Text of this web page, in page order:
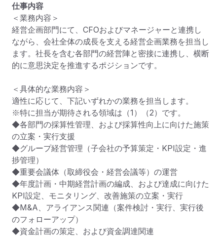
仕事内容
＜業務内容＞
経営企画部門にて、CFOおよびマネージャーと連携し
ながら、会社全体の成長を支える経営企画業務を担当し
ます。社長を含む各部門の経営陣と密接に連携し、横断
的に意思決定を推進するポジションです。
＜具体的な業務内容＞
適性に応じて、下記いずれかの業務を担当します。
※特に担当が期待される領域は（1）（2）です。
◆各部門の採算性管理、および採算性向上に向けた施策
の立案・実行支援
◆グループ経営管理（子会社の予算策定・KPI設定・進
捗管理）
◆重要会議体（取締役会・経営会議等）の運営
◆年度計画・中期経営計画の編成、および達成に向けた
KPI設定、モニタリング、改善施策の立案・実行
◆M&A、アライアンス関連（案件検討・実行、実行後
のフォローアップ）
◆資金計画の策定、および資金調達関連